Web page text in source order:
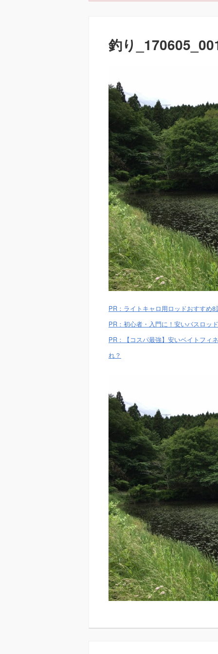
釣り
PR：ライトキャロ用ロッドおすすめ
PR：初心者・入門に！安いバスロッ
PR：【コスパ最強】安いベイトフィ
れ？